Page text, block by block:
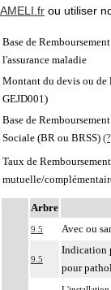
AMELI.fr ou utiliser
Base de
l'assurance maladie
Montant du devis ou de
GEJD001)
Base de
Sociale (BR ou BRSS)
Taux de
mutuelle/
Arbre
9.5 Avec ou
9.5
Indication
pour